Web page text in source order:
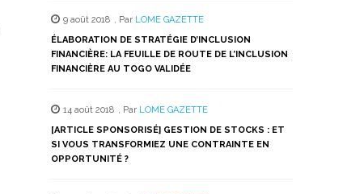
9 août 2018 , Par LOME GAZETTE
ÉLABORATION DE STRATÉGIE D’INCLUSION
FINANCIÈRE: LA FEUILLE DE ROUTE DE L’INCLUSION
FINANCIÈRE AU TOGO VALIDÉE
14 août 2018 , Par LOME GAZETTE
[ARTICLE SPONSORISÉ] GESTION DE STOCKS : ET
SI VOUS TRANSFORMIEZ UNE CONTRAINTE EN
OPPORTUNITÉ ?